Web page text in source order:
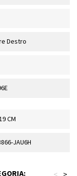
Destro
CM
JAU6H